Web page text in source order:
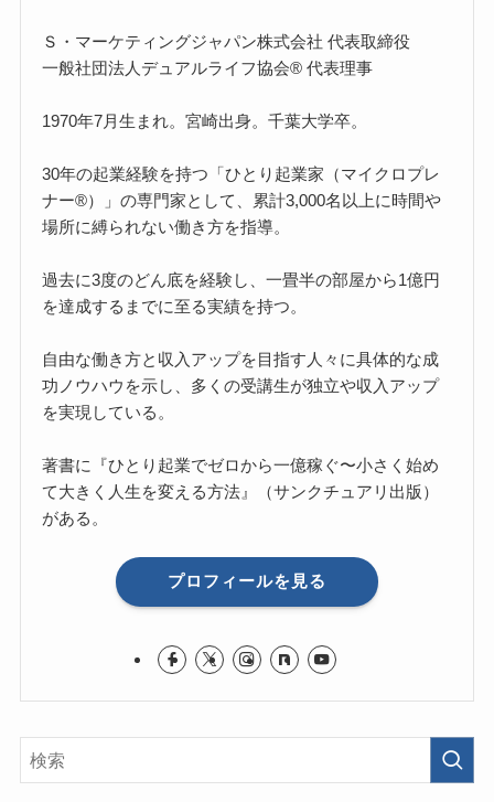
Ｓ・マーケティングジャパン株式会社 代表取締役
一般社団法人デュアルライフ協会® 代表理事
1970年7月生まれ。宮崎出身。千葉大学卒。
30年の起業経験を持つ「ひとり起業家（マイクロプレ
ナー®）」の専門家として、累計3,000名以上に時間や
場所に縛られない働き方を指導。
過去に3度のどん底を経験し、一畳半の部屋から1億円
を達成するまでに至る実績を持つ。
自由な働き方と収入アップを目指す人々に具体的な成
功ノウハウを示し、多くの受講生が独立や収入アップ
を実現している。
著書に『ひとり起業でゼロから一億稼ぐ〜小さく始め
て大きく人生を変える方法』（サンクチュアリ出版）
がある。
プロフィールを見る